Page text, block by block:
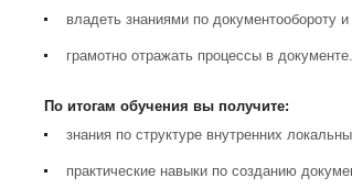
владеть знаниями по документообороту
грамотно отражать процессы в документе.
По итогам обучения вы получите:
знания по структуре внутренних
практические навыки по созданию